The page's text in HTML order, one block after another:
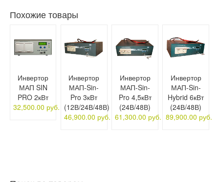
Похожие товары
Инвертор
МАП SIN
PRO 2кВт
32,500.00 руб.
Инвертор
МАП-Sin-
Pro 3кВт
(12В/24В/48В)
46,900.00 руб.
Инвертор
МАП-Sin-
Pro 4,5кВт
(24В/48В)
61,300.00 руб.
Инвертор
МАП-Sin-
Hybrid 6кВт
(24В/48В)
89,900.00 руб.